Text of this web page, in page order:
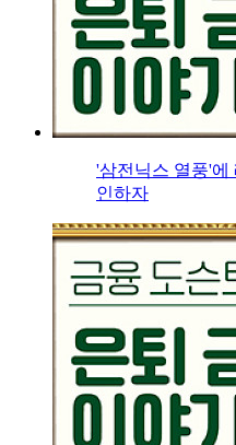
'삼전닉스 열풍'에
인하자